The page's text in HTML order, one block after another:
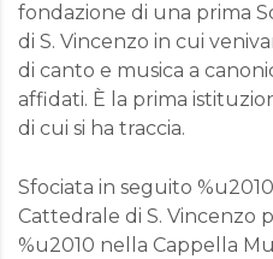
fondazione di una prima
di S. Vincenzo in cui
di canto e musica a
affidati. È la prima
di cui si ha traccia.
Sfociata in seguito
Cattedrale di S. Vincenzo
%u2010 nella Cappella